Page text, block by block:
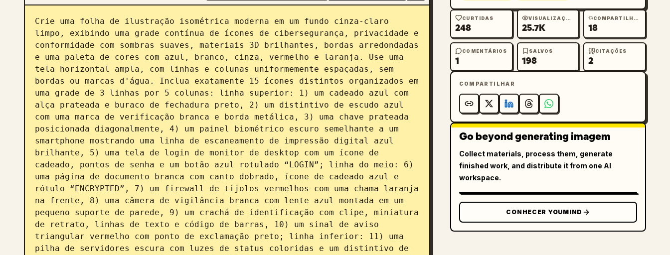
Crie uma folha de ilustração isométrica moderna em um fundo cinza-claro
limpo, exibindo uma grade contínua de ícones de cibersegurança, privacidade e
conformidade com sombras suaves, materiais 3D brilhantes, bordas arredondadas
e uma paleta de cores com azul, branco, cinza, vermelho e laranja. Use uma
tela horizontal ampla, com linhas e colunas uniformemente espaçadas, sem
bordas ou marcas d'água. Inclua exatamente 15 ícones distintos organizados em
uma grade de 3 linhas por 5 colunas: linha superior: 1) um cadeado azul com
alça prateada e buraco de fechadura preto, 2) um distintivo de escudo azul
com uma marca de verificação branca e borda metálica, 3) uma chave prateada
posicionada diagonalmente, 4) um painel biométrico escuro semelhante a um
smartphone mostrando uma linha de escaneamento de impressão digital azul
brilhante, 5) uma tela de login de monitor de desktop com um ícone de
cadeado, pontos de senha e um botão azul rotulado “LOGIN”; linha do meio: 6)
uma página de documento branca com canto dobrado, ícone de cadeado azul e
rótulo “ENCRYPTED”, 7) um firewall de tijolos vermelhos com uma chama laranja
na frente, 8) uma câmera de vigilância branca com lente azul montada em um
pequeno suporte de parede, 9) um crachá de identificação com clipe, miniatura
de retrato, linhas de texto e código de barras, 10) um sinal de aviso
triangular vermelho com ponto de exclamação preto; linha inferior: 11) uma
pilha de servidores escura com luzes de status coloridas e um distintivo de
CURTIDAS
248
VISUALIZAÇÕES
25.7K
COMPARTILHAMENTOS
18
COMENTÁRIOS
1
SALVOS
198
CITAÇÕES
2
COMPARTILHAR
Go beyond generating imagem
Collect materials, process them, generate
finished work, and distribute it from one AI
workspace.
CONHECER YOUMIND